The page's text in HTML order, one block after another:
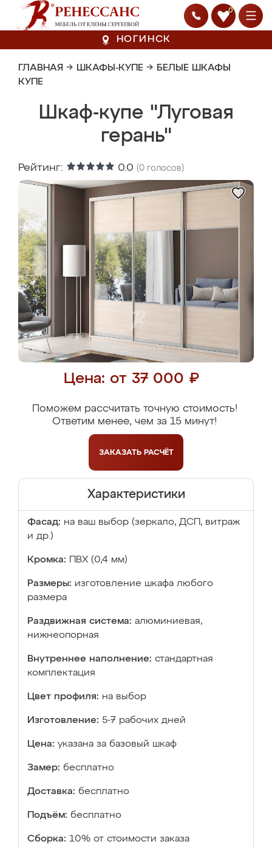
0
НОГИНСК
ГЛАВНАЯ → ШКАФЫ-КУПЕ → БЕЛЫЕ ШКАФЫ
КУПЕ
Шкаф-купе "Луговая
герань"
Рейтинг: 0.0 (0 голосов)
Цена: от 37 000 ₽
Поможем рассчитать точную стоимость!
Ответим менее, чем за 15 минут!
ЗАКАЗАТЬ РАСЧЁТ
Характеристики
Фасад: на ваш выбор (зеркало, ДСП, витраж
и др.)
Кромка: ПВХ (0,4 мм)
Размеры: изготовление шкафа любого
размера
Раздвижная система: алюминиевая,
нижнеопорная
Внутреннее наполнение: стандартная
комплектация
Цвет профиля: на выбор
Изготовление: 5-7 рабочих дней
Цена: указана за базовый шкаф
Замер: бесплатно
Доставка: бесплатно
Подъём: бесплатно
Сборка: 10% от стоимости заказа